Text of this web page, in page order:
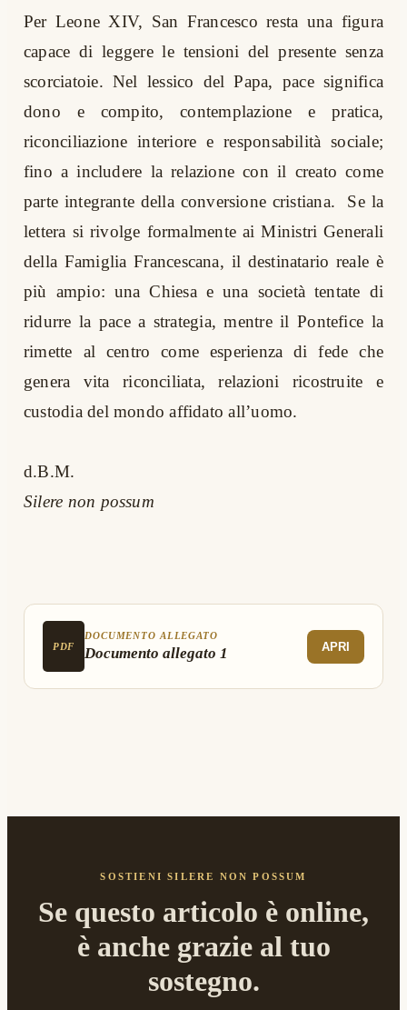
Per Leone XIV, San Francesco resta una figura
capace di leggere le tensioni del presente senza
scorciatoie. Nel lessico del Papa, pace significa
dono e compito, contemplazione e pratica,
riconciliazione interiore e responsabilità sociale;
fino a includere la relazione con il creato come
parte integrante della conversione cristiana. Se la
lettera si rivolge formalmente ai Ministri Generali
della Famiglia Francescana, il destinatario reale è
più ampio: una Chiesa e una società tentate di
ridurre la pace a strategia, mentre il Pontefice la
rimette al centro come esperienza di fede che
genera vita riconciliata, relazioni ricostruite e
custodia del mondo affidato all’uomo.
d.B.M.
Silere non possum
PDF
DOCUMENTO ALLEGATO
Documento allegato 1 APRI
SOSTIENI SILERE NON POSSUM
Se questo articolo è online,
è anche grazie al tuo
sostegno.